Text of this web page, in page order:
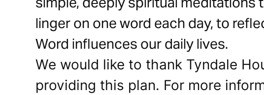
linger on one word each day, to
Word influences our daily lives.
We would like to thank Tyndale
providing this plan. For more